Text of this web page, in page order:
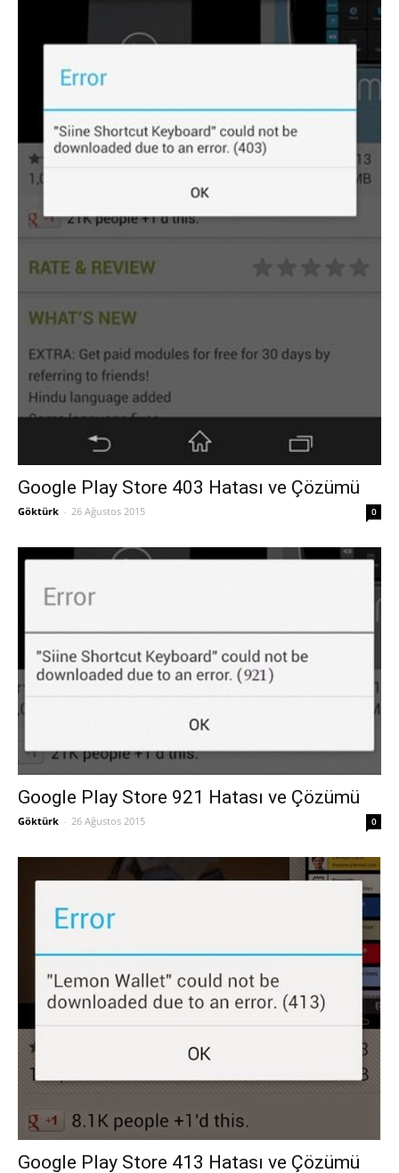
Google Play Store 403 Hatası ve Çözümü
Göktürk - 26 Ağustos 2015 0
Google Play Store 921 Hatası ve Çözümü
Göktürk - 26 Ağustos 2015 0
Google Play Store 413 Hatası ve Çözümü